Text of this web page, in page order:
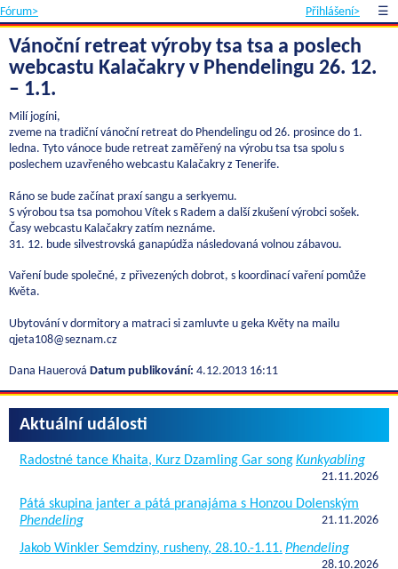
Fórum> Přihlášení> ☰
Vánoční retreat výroby tsa tsa a poslech
webcastu Kalačakry v Phendelingu 26. 12.
– 1.1.
Milí jogíni,
zveme na tradiční vánoční retreat do Phendelingu od 26. prosince do 1.
ledna. Tyto vánoce bude retreat zaměřený na výrobu tsa tsa spolu s
poslechem uzavřeného webcastu Kalačakry z Tenerife.
Ráno se bude začínat praxí sangu a serkyemu.
S výrobou tsa tsa pomohou Vítek s Radem a další zkušení výrobci sošek.
Časy webcastu Kalačakry zatím neznáme.
31. 12. bude silvestrovská ganapúdža následovaná volnou zábavou.
Vaření bude společné, z přivezených dobrot, s koordinací vaření pomůže
Květa.
Ubytování v dormitory a matraci si zamluvte u geka Květy na mailu
qjeta108@seznam.cz
Dana Hauerová Datum publikování: 4.12.2013 16:11
Aktuální události
Radostné tance Khaita, Kurz Dzamling Gar songKunkyabling
21.11.2026
Pátá skupina janter a pátá pranajáma s Honzou Dolenským
Phendeling
21.11.2026
Jakob Winkler Semdziny, rusheny, 28.10.-1.11. Phendeling
28.10.2026